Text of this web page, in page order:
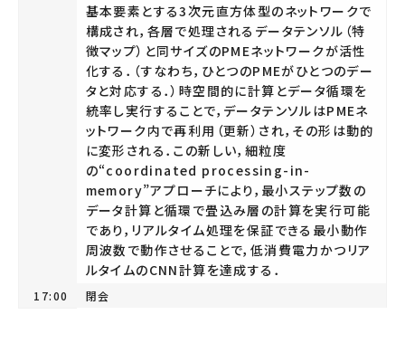
基本要素とする3次元直方体型のネットワークで
構成され，各層で処理されるデータテンソル（特
徴マップ）と同サイズのPMEネットワークが活性
化する．（すなわち，ひとつのPMEがひとつのデー
タと対応する．）時空間的に計算とデータ循環を
統率し実行することで，データテンソルはPMEネ
ットワーク内で再利用（更新）され，その形は動的
に変形される．この新しい，細粒度
の“coordinated processing-in-
memory”アプローチにより，最小ステップ数の
データ計算と循環で畳込み層の計算を実行可能
であり，リアルタイム処理を保証できる最小動作
周波数で動作させることで，低消費電力かつリア
ルタイムのCNN計算を達成する．
17:00 閉会